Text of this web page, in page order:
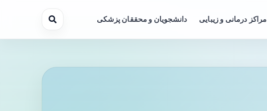
مراکز درمانی و زیبایی دانشجویان و محققان پزشکی